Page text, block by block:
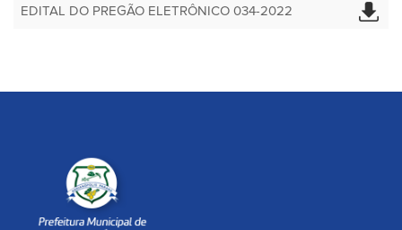
EDITAL DO PREGÃO ELETRÔNICO 034-2022